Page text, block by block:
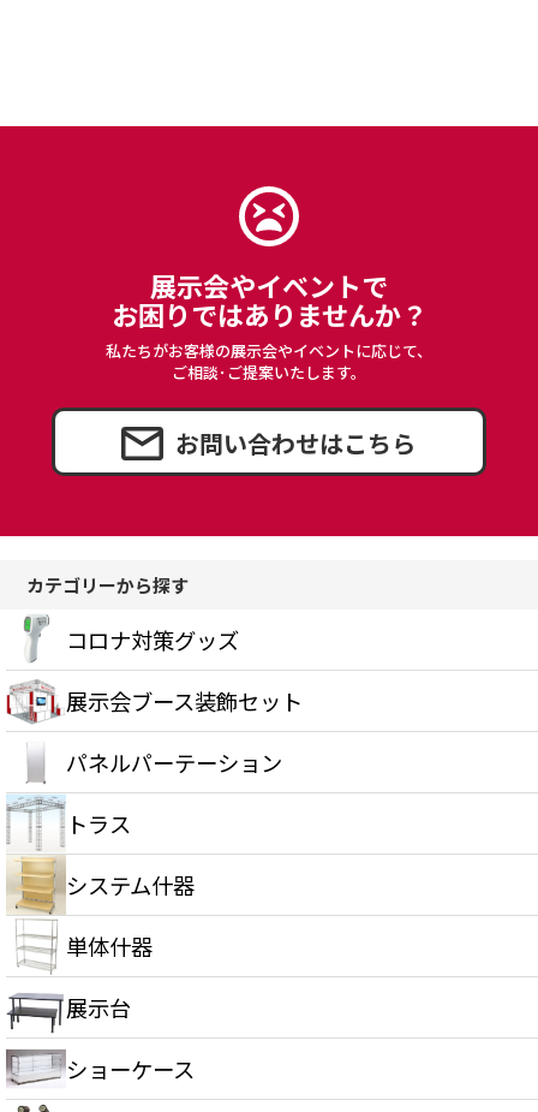
展示会やイベントで
お困りではありませんか？
私たちがお客様の展示会やイベントに応じて、
ご相談･ご提案いたします。
お問い合わせはこちら
カテゴリーから探す
コロナ対策グッズ
展示会ブース装飾セット
パネルパーテーション
トラス
システム什器
単体什器
展示台
ショーケース